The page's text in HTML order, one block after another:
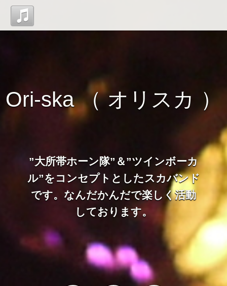
Blog
管理ページ
Ori-ska （ オリスカ ）
”大所帯ホーン隊”＆”ツインボーカ
ル”をコンセプトとしたスカバンド
です。なんだかんだで楽しく活動
しております。